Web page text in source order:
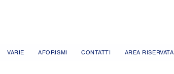
VARIE AFORISMI CONTATTI AREA RISERVATA